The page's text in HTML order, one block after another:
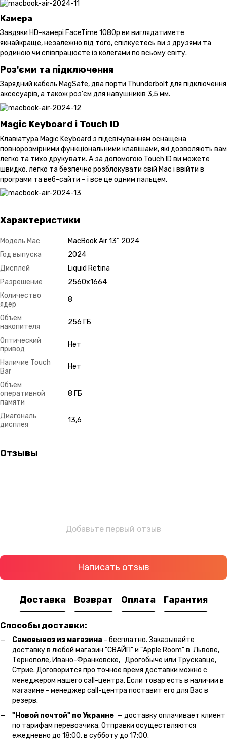
Камера
Завдяки HD-камері FaceTime 1080p ви виглядатимете
якнайкраще, незалежно від того, спілкуєтесь ви з друзями та
родиною чи співпрацюєте із колегами по всьому світу.
Роз'єми та підключення
Зарядний кабель MagSafe, два порти Thunderbolt для підключення
аксесуарів, а також роз’єм для навушників 3,5 мм.
Magic Keyboard і Touch ID
Клавіатура Magic Keyboard з підсвічуванням оснащена
повнорозмірними функціональними клавішами, які дозволяють вам
легко та тихо друкувати. А за допомогою Touch ID ви можете
швидко, легко та безпечно розблокувати свій Mac і ввійти в
програми та веб-сайти – і все це одним пальцем.
Характеристики
Модель Mac
MacBook Air 13“ 2024
Год выпуска
2024
Дисплей
Liquid Retina
Разрешение
2560x1664
Количество
ядер
8
Объем
накопителя
256 ГБ
Оптический
привод
Нет
Наличие Touch
Bar
Нет
Объем
оперативной
памяти
8 ГБ
Диагональ
дисплея
13,6
Отзывы
Добавьте первый отзыв
Написать отзыв
Доставка Возврат Оплата Гарантия
Способы доставки:
Самовывоз из магазина - бесплатно. Заказывайте
доставку в любой магазин "СВАЙП" и "Apple Room" в Львове,
Тернополе, Ивано-Франковске, Дрогобыче или Трускавце,
Стрие. Договорится про точное время доставки можно с
менеджером нашего call-центра. Если товар есть в наличии в
магазине - менеджер call-центра поставит его для Вас в
резерв.
"Новой почтой" по Украине — доставку оплачивает клиент
по тарифам перевозчика. Отправки осуществляются
ежедневно до 18:00, в субботу до 17:00.